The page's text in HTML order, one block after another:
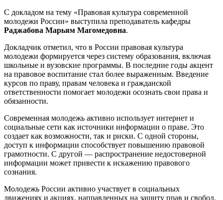
С докладом на тему «Правовая культура современной
молодежи России» выступила преподаватель кафедры
Раджабова Марьям Магомедовна.
Докладчик отметил, что в России правовая культура
молодежи формируется через систему образования, включая
школьные и вузовские программы. В последние годы акцент
на правовое воспитание стал более выраженным. Введение
курсов по праву, правам человека и гражданской
ответственности помогает молодежи осознать свои права и
обязанности.
Современная молодежь активно использует интернет и
социальные сети как источники информации о праве. Это
создает как возможности, так и риски. С одной стороны,
доступ к информации способствует повышению правовой
грамотности. С другой — распространение недостоверной
информации может привести к искажению правового
сознания.
Молодежь России активно участвует в социальных
движениях и акциях, направленных на защиту прав и свобод.